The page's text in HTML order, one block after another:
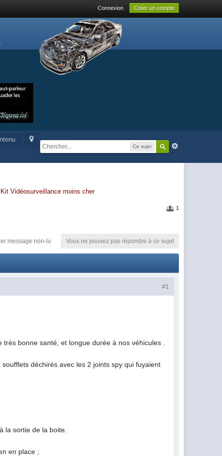
Connexion Créer un compte
Ce sujet
Kit Vidéosurveillance moins cher
1
Vous ne pouvez pas répondre à ce sujet
message non-lu
#1
bonne santé, et longue durée à nos véhicules .
déchirés avec les 2 joints spy qui fuyaient
la sortie de la boite.
en place ;